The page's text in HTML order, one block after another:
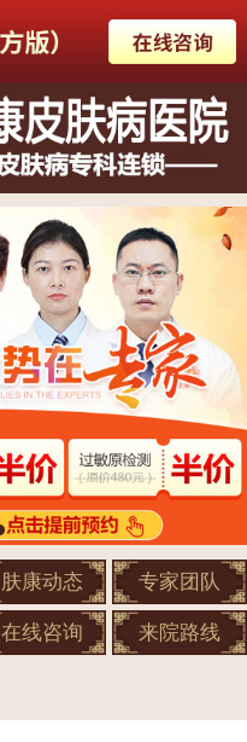
肤康动态 专家团队
在线咨询 来院路线